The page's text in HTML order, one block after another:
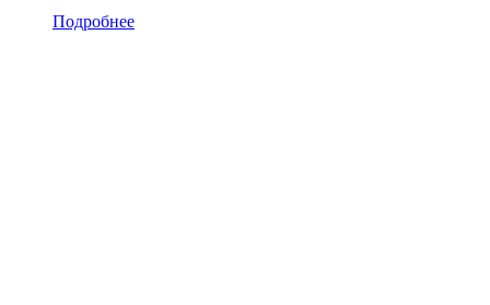
Подробнее